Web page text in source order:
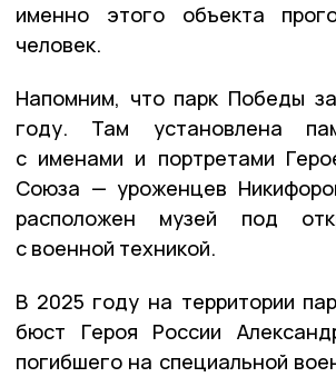
именно этого объекта
человек.
Напомним, что парк Победы
году. Там установлена
с именами и портретами
Союза — уроженцев
расположен музей под
с военной техникой.
В 2025 году на территории
бюст Героя России
погибшего на специальной